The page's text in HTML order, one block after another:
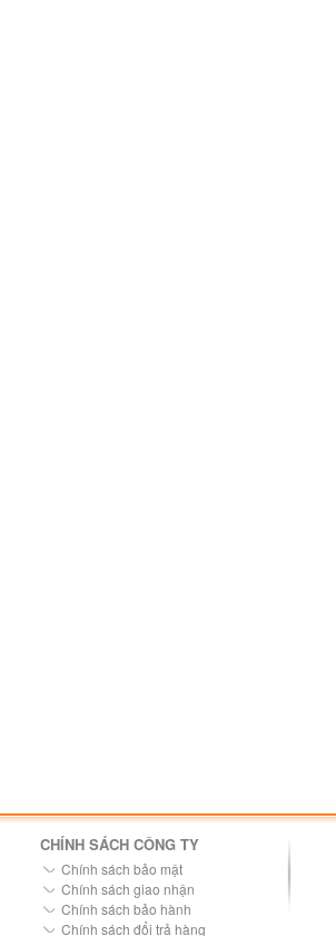
CHÍNH SÁCH CÔNG TY
Chính sách bảo mật
Chính sách giao nhận
Chính sách bảo hành
Chính sách đổi trả hàng